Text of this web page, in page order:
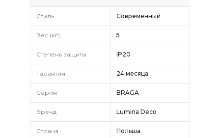
Стиль Современный
Вес (кг) 5
Степень защиты IP20
Гарантия 24 месяца
Серия BRAGA
Бренд Lumina Deco
Страна Польша